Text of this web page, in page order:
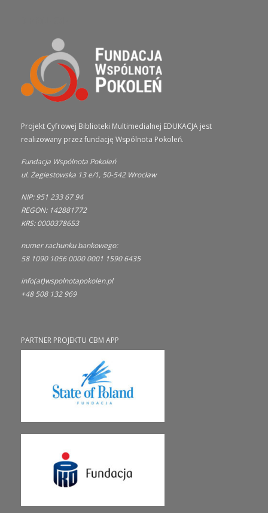
Projekt Cyfrowej Biblioteki Multimedialnej EDUKACJA jest
realizowany przez fundację Wspólnota Pokoleń.
Fundacja Wspólnota Pokoleń
ul. Żegiestowska 13 e/1, 50-542 Wrocław
NIP: 951 233 67 94
REGON: 142881772
KRS: 0000378653
numer rachunku bankowego:
58 1090 1056 0000 0001 1590 6435
info(at)wspolnotapokolen.pl
+48 508 132 969
PARTNER PROJEKTU CBM APP